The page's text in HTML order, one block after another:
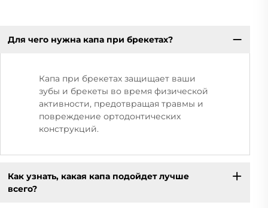
Для чего нужна капа при брекетах?
Капа при брекетах защищает ваши
зубы и брекеты во время физической
активности, предотвращая травмы и
повреждение ортодонтических
конструкций.
Как узнать, какая капа подойдет лучше
всего?